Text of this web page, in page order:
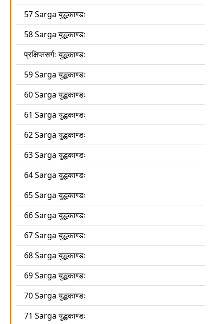
57 Sarga युद्धकाण्डः
58 Sarga युद्धकाण्डः
प्रक्षिप्तसर्गः युद्धकाण्डः
59 Sarga युद्धकाण्डः
60 Sarga युद्धकाण्डः
61 Sarga युद्धकाण्डः
62 Sarga युद्धकाण्डः
63 Sarga युद्धकाण्डः
64 Sarga युद्धकाण्डः
65 Sarga युद्धकाण्डः
66 Sarga युद्धकाण्डः
67 Sarga युद्धकाण्डः
68 Sarga युद्धकाण्डः
69 Sarga युद्धकाण्डः
70 Sarga युद्धकाण्डः
71 Sarga युद्धकाण्डः